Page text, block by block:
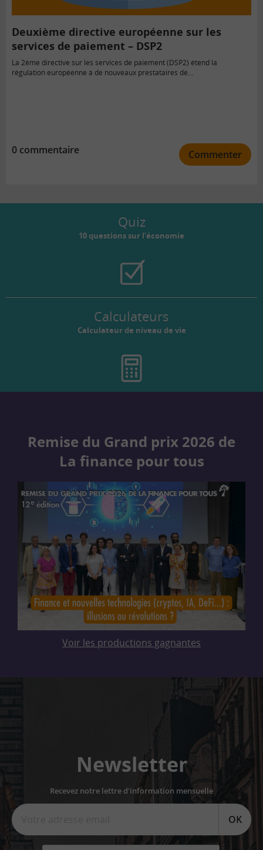
Deuxième directive européenne sur les
services de paiement – DSP2
La 2ème directive sur les services de paiement (DSP2) étend la
régulation européenne à de nouveaux prestataires de…
0 commentaire Commenter
Quiz
10 questions sur l’économie
Calculateurs
Calculateur de niveau de vie
Remise du Grand prix 2026 de
La finance pour tous
Voir les productions gagnantes
Newsletter
Recevez notre lettre d'information mensuelle
OK